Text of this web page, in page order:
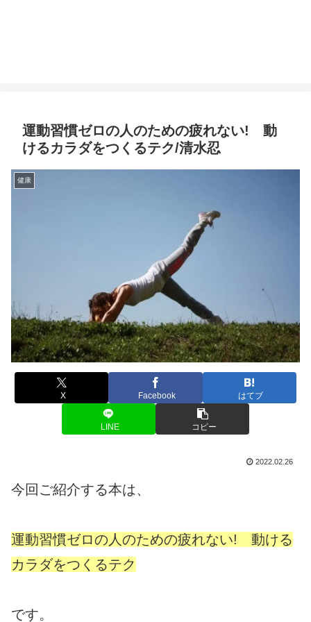
運動習慣ゼロの人のための疲れない! 動
けるカラダをつくるテク/清水忍
健康
X Facebook はてブ
LINE コピー
2022.02.26
今回ご紹介する本は、
運動習慣ゼロの人のための疲れない! 動ける
カラダをつくるテク
です。